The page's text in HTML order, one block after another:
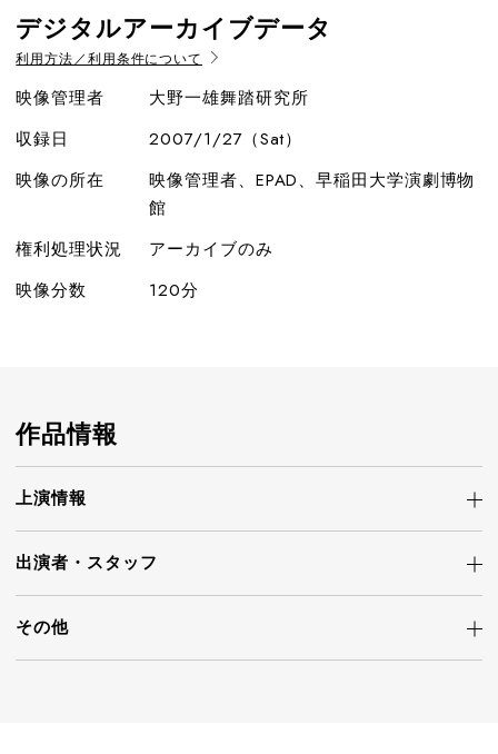
デジタルアーカイブデータ
利用方法／利用条件について
映像管理者
大野一雄舞踏研究所
収録日
2007/1/27（Sat）
映像の所在
映像管理者、EPAD、早稲田大学演劇博物
館
権利処理状況
アーカイブのみ
映像分数
120分
作品情報
上演情報
出演者・ スタッフ
その他